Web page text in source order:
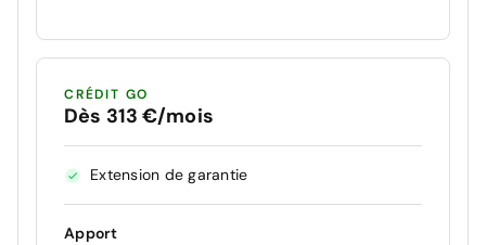
CRÉDIT GO
Dès 313 €/mois
Extension de garantie
Apport